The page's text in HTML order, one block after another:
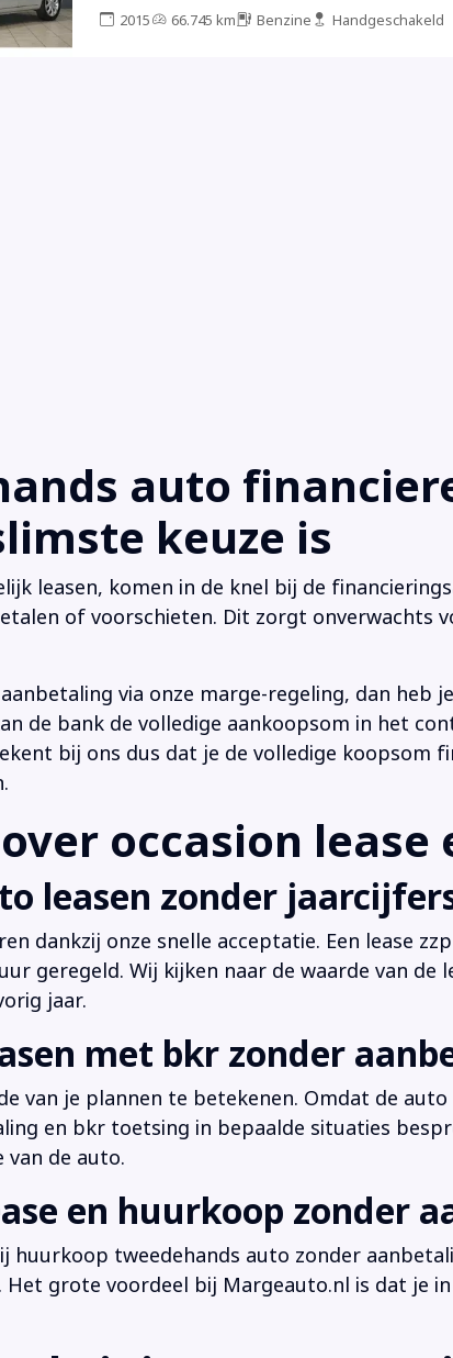
2015 66.745 km Benzine Handgeschakeld
auto
keuze is
leasen, komen in de knel bij de
of voorschieten. Dit zorgt onverwachts
via onze marge-regeling, dan heb
de bank de volledige aankoopsom in het
bij ons dus dat je de volledige koopsom
occasion lease
leasen zonder
dankzij onze snelle acceptatie. Een lease
geregeld. Wij kijken naar de waarde van de
jaar.
met bkr zonder
van je plannen te betekenen. Omdat de
en bkr toetsing in bepaalde situaties
van de auto.
en huurkoop zonder
huurkoop tweedehands auto zonder
grote voordeel bij Margeauto.nl is dat je